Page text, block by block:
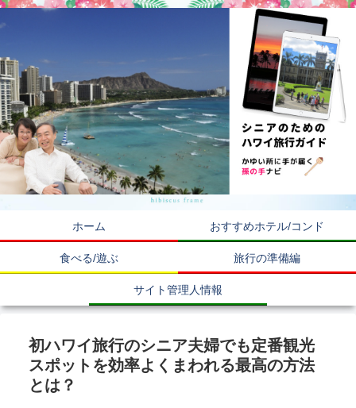
ホーム おすすめホテル/コンド
食べる/遊ぶ 旅行の準備編
サイト管理人情報
初ハワイ旅行のシニア夫婦でも定番観光
スポットを効率よくまわれる最高の方法
とは？